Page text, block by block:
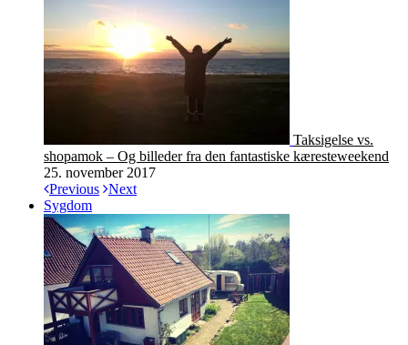
Taksigelse vs.
shopamok – Og billeder fra den fantastiske kæresteweekend
25. november 2017
Previous Next
Sygdom